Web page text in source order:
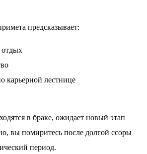
предсказывает:
карьерной лестнице
в браке, ожидает новый этап
вы помиритесь после долгой ссоры
период.